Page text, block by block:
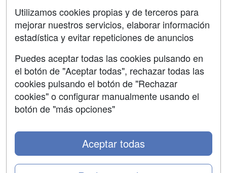
Contactar
Confidencialidad
Aviso legal
Copyleft
Utilizamos cookies propias y de terceros para
mejorar nuestros servicios, elaborar información
estadística y evitar repeticiones de anuncios
Puedes aceptar todas las cookies pulsando en
el botón de "Aceptar todas", rechazar todas las
cookies pulsando el botón de "Rechazar
cookies" o configurar manualmente usando el
botón de "más opciones"
Aceptar todas